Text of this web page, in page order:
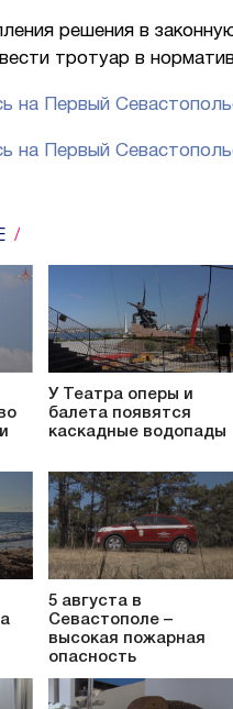
решения в
тротуар в
на Первый
на Первый
У Театра оперы и
балета появятся
каскадные водопады
5 августа в
Севастополе –
высокая пожарная
опасность